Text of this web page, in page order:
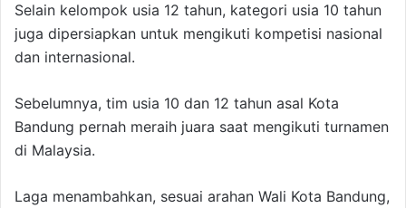
Selain kelompok usia 12 tahun, kategori usia 10 tahun
juga dipersiapkan untuk mengikuti kompetisi nasional
dan internasional.
Sebelumnya, tim usia 10 dan 12 tahun asal Kota
Bandung pernah meraih juara saat mengikuti turnamen
di Malaysia.
Laga menambahkan, sesuai arahan Wali Kota Bandung,